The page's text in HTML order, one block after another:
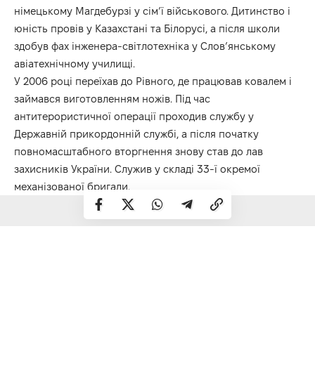
німецькому Магдебурзі у сім’ї військового. Дитинство і
юність провів у Казахстані та Білорусі, а після школи
здобув фах інженера-світлотехніка у Слов’янському
авіатехнічному училищі.
У 2006 році переїхав до Рівного, де працював ковалем і
займався виготовленням ножів. Під час
антитерористичної операції проходив службу у
Державній прикордонній службі, а після початку
повномасштабного вторгнення знову став до лав
захисників України. Служив у складі 33-ї окремої
механізованої бригади.